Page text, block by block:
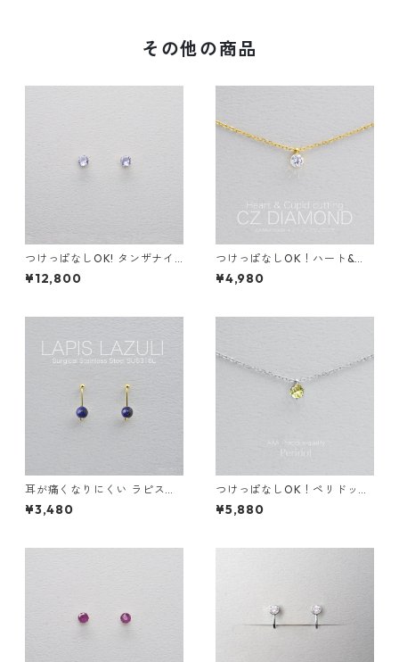
その他の商品
つけっぱなしOK! タンザナイ
ト ピアス AAA サージカルス
テンレス 金属アレルギー スキ
¥12,800
つけっぱなしOK！ハート&キ
ューピッド CZダイヤ一粒ネッ
クレス 金属アレルギー対応 サ
¥4,980
耳が痛くなりにくい ラピスラ
ズリ クリップイヤリング 2wa
ys イヤーカフ サージカルステ
¥3,480
つけっぱなしOK！ペリドット
一粒ネックレス AAA 金属アレ
ルギー サージカルステンレス
¥5,880